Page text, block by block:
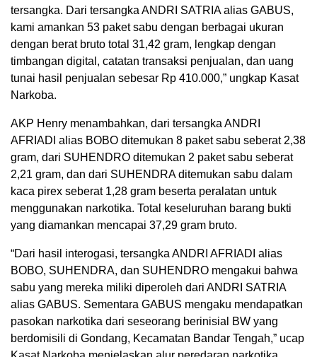
tersangka. Dari tersangka ANDRI SATRIA alias GABUS,
kami amankan 53 paket sabu dengan berbagai ukuran
dengan berat bruto total 31,42 gram, lengkap dengan
timbangan digital, catatan transaksi penjualan, dan uang
tunai hasil penjualan sebesar Rp 410.000,” ungkap Kasat
Narkoba.
AKP Henry menambahkan, dari tersangka ANDRI
AFRIADI alias BOBO ditemukan 8 paket sabu seberat 2,38
gram, dari SUHENDRO ditemukan 2 paket sabu seberat
2,21 gram, dan dari SUHENDRA ditemukan sabu dalam
kaca pirex seberat 1,28 gram beserta peralatan untuk
menggunakan narkotika. Total keseluruhan barang bukti
yang diamankan mencapai 37,29 gram bruto.
“Dari hasil interogasi, tersangka ANDRI AFRIADI alias
BOBO, SUHENDRA, dan SUHENDRO mengakui bahwa
sabu yang mereka miliki diperoleh dari ANDRI SATRIA
alias GABUS. Sementara GABUS mengaku mendapatkan
pasokan narkotika dari seseorang berinisial BW yang
berdomisili di Gondang, Kecamatan Bandar Tengah,” ucap